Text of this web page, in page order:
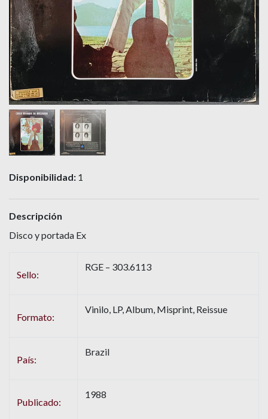
Disponibilidad: 1
Descripción
Disco y portada Ex
Sello:
RGE – 303.6113
Formato:
Vinilo, LP, Album, Misprint, Reissue
País:
Brazil
Publicado:
1988